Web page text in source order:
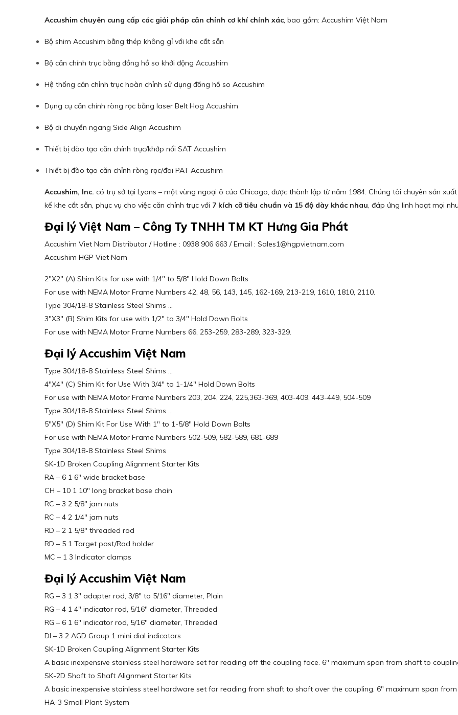
Accushim chuyên cung cấp các giải pháp căn chỉnh cơ khí chính xác, bao gồm: Accushim Việt Nam
Bộ shim Accushim bằng thép không gỉ với khe cắt sẵn
Bộ căn chỉnh trục bằng đồng hồ so khởi động Accushim
Hệ thống căn chỉnh trục hoàn chỉnh sử dụng đồng hồ so Accushim
Dụng cụ căn chỉnh ròng rọc bằng laser Belt Hog Accushim
Bộ di chuyển ngang Side Align Accushim
Thiết bị đào tạo căn chỉnh trục/khớp nối SAT Accushim
Thiết bị đào tạo căn chỉnh ròng rọc/đai PAT Accushim
Accushim, Inc. có trụ sở tại Lyons – một vùng ngoại ô của Chicago, được thành lập từ năm 1984. Chúng tôi chuyên sản
kế khe cắt sẵn, phục vụ cho việc căn chỉnh trục với 7 kích cỡ tiêu chuẩn và 15 độ dày khác nhau, đáp ứng linh hoạt mọi
Đại lý Việt Nam – Công Ty TNHH TM KT Hưng Gia Phát
Accushim Viet Nam Distributor / Hotline : 0938 906 663 / Email : Sales1@hgpvietnam.com
Accushim HGP Viet Nam
2″X2″ (A) Shim Kits for use with 1/4″ to 5/8″ Hold Down Bolts
For use with NEMA Motor Frame Numbers 42, 48, 56, 143, 145, 162-169, 213-219, 1610, 1810, 2110.
Type 304/18-8 Stainless Steel Shims …
3″X3″ (B) Shim Kits for use with 1/2″ to 3/4″ Hold Down Bolts
For use with NEMA Motor Frame Numbers 66, 253-259, 283-289, 323-329.
Đại lý Accushim Việt Nam
Type 304/18-8 Stainless Steel Shims …
4″X4″ (C) Shim Kit for Use With 3/4″ to 1-1/4″ Hold Down Bolts
For use with NEMA Motor Frame Numbers 203, 204, 224, 225,363-369, 403-409, 443-449, 504-509
Type 304/18-8 Stainless Steel Shims …
5″X5″ (D) Shim Kit For Use With 1″ to 1-5/8″ Hold Down Bolts
For use with NEMA Motor Frame Numbers 502-509, 582-589, 681-689
Type 304/18-8 Stainless Steel Shims
SK-1D Broken Coupling Alignment Starter Kits
RA – 6 1 6″ wide bracket base
CH – 10 1 10″ long bracket base chain
RC – 3 2 5/8″ jam nuts
RC – 4 2 1/4″ jam nuts
RD – 2 1 5/8″ threaded rod
RD – 5 1 Target post/Rod holder
MC – 1 3 Indicator clamps
Đại lý Accushim Việt Nam
RG – 3 1 3″ adapter rod, 3/8″ to 5/16″ diameter, Plain
RG – 4 1 4″ indicator rod, 5/16″ diameter, Threaded
RG – 6 1 6″ indicator rod, 5/16″ diameter, Threaded
DI – 3 2 AGD Group 1 mini dial indicators
SK-1D Broken Coupling Alignment Starter Kits
A basic inexpensive stainless steel hardware set for reading off the coupling face. 6″ maximum span from shaft to
SK-2D Shaft to Shaft Alignment Starter Kits
A basic inexpensive stainless steel hardware set for reading from shaft to shaft over the coupling. 6″ maximum span
HA-3 Small Plant System